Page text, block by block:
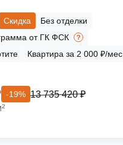
Скидка
Без отделки
от ГК ФСК
Квартира за 2 000 ₽/мес
-19% 13 735 420 ₽